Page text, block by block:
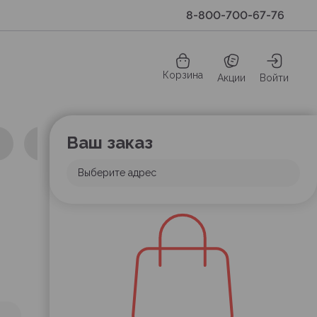
8-800-700-67-76
Корзина Акции Войти
Ваш заказ
Выберите адрес